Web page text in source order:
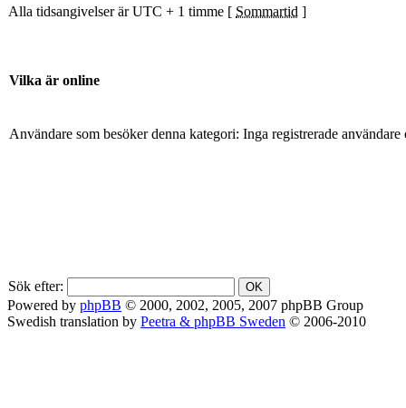
Alla tidsangivelser är UTC + 1 timme [ Sommartid ]
Vilka är online
Användare som besöker denna kategori: Inga registrerade användare
Sök efter:
Powered by phpBB © 2000, 2002, 2005, 2007 phpBB Group
Swedish translation by Peetra & phpBB Sweden © 2006-2010